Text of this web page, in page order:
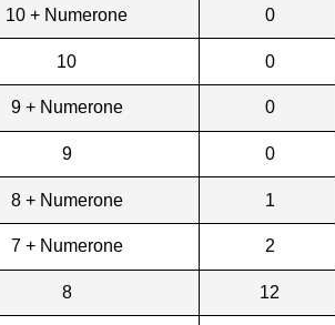
10 + Numerone 0
10 0
9 + Numerone 0
9 0
8 + Numerone 1
7 + Numerone 2
8 12